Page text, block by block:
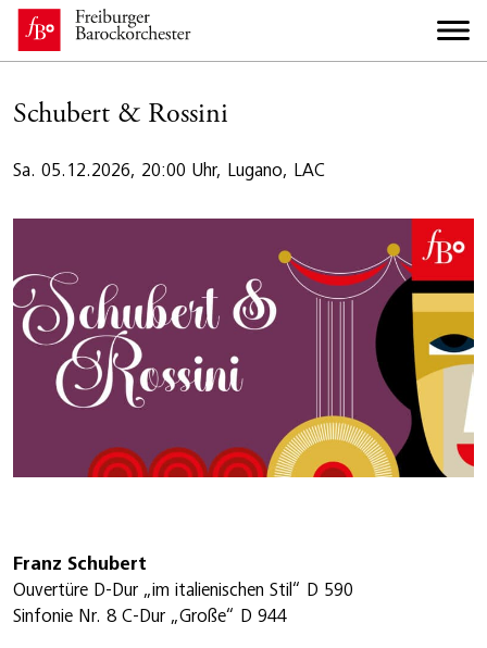
Schubert & Rossini
Sa. 05.12.2026, 20:00 Uhr, Lugano, LAC
Franz Schubert
Ouvertüre D-Dur „im italienischen Stil“ D 590
Sinfonie Nr. 8 C-Dur „Große“ D 944